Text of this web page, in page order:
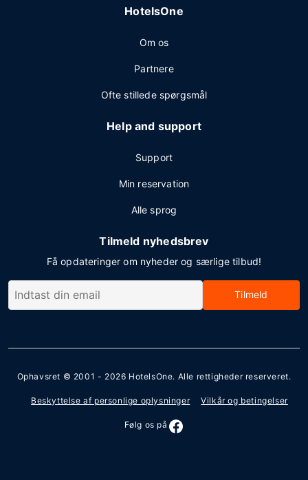
HotelsOne
Om os
Partnere
Ofte stillede spørgsmål
Help and support
Support
Min reservation
Alle sprog
Tilmeld nyhedsbrev
Få opdateringer om nyheder og særlige tilbud!
Tilmeld
Ophavsret © 2001 - 2026 HotelsOne. Alle rettigheder reserveret.
Beskyttelse af personlige oplysninger Vilkår og betingelser
Følg os på